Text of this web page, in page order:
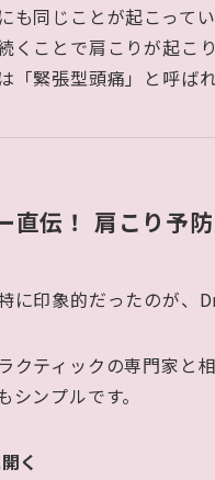
も同じことが起こってい
くことで肩こりが起こ
「緊張型頭痛」と呼ばれ
直伝！ 肩こり予
に印象的だったのが、
クティックの専門家と
ンプルです。
く